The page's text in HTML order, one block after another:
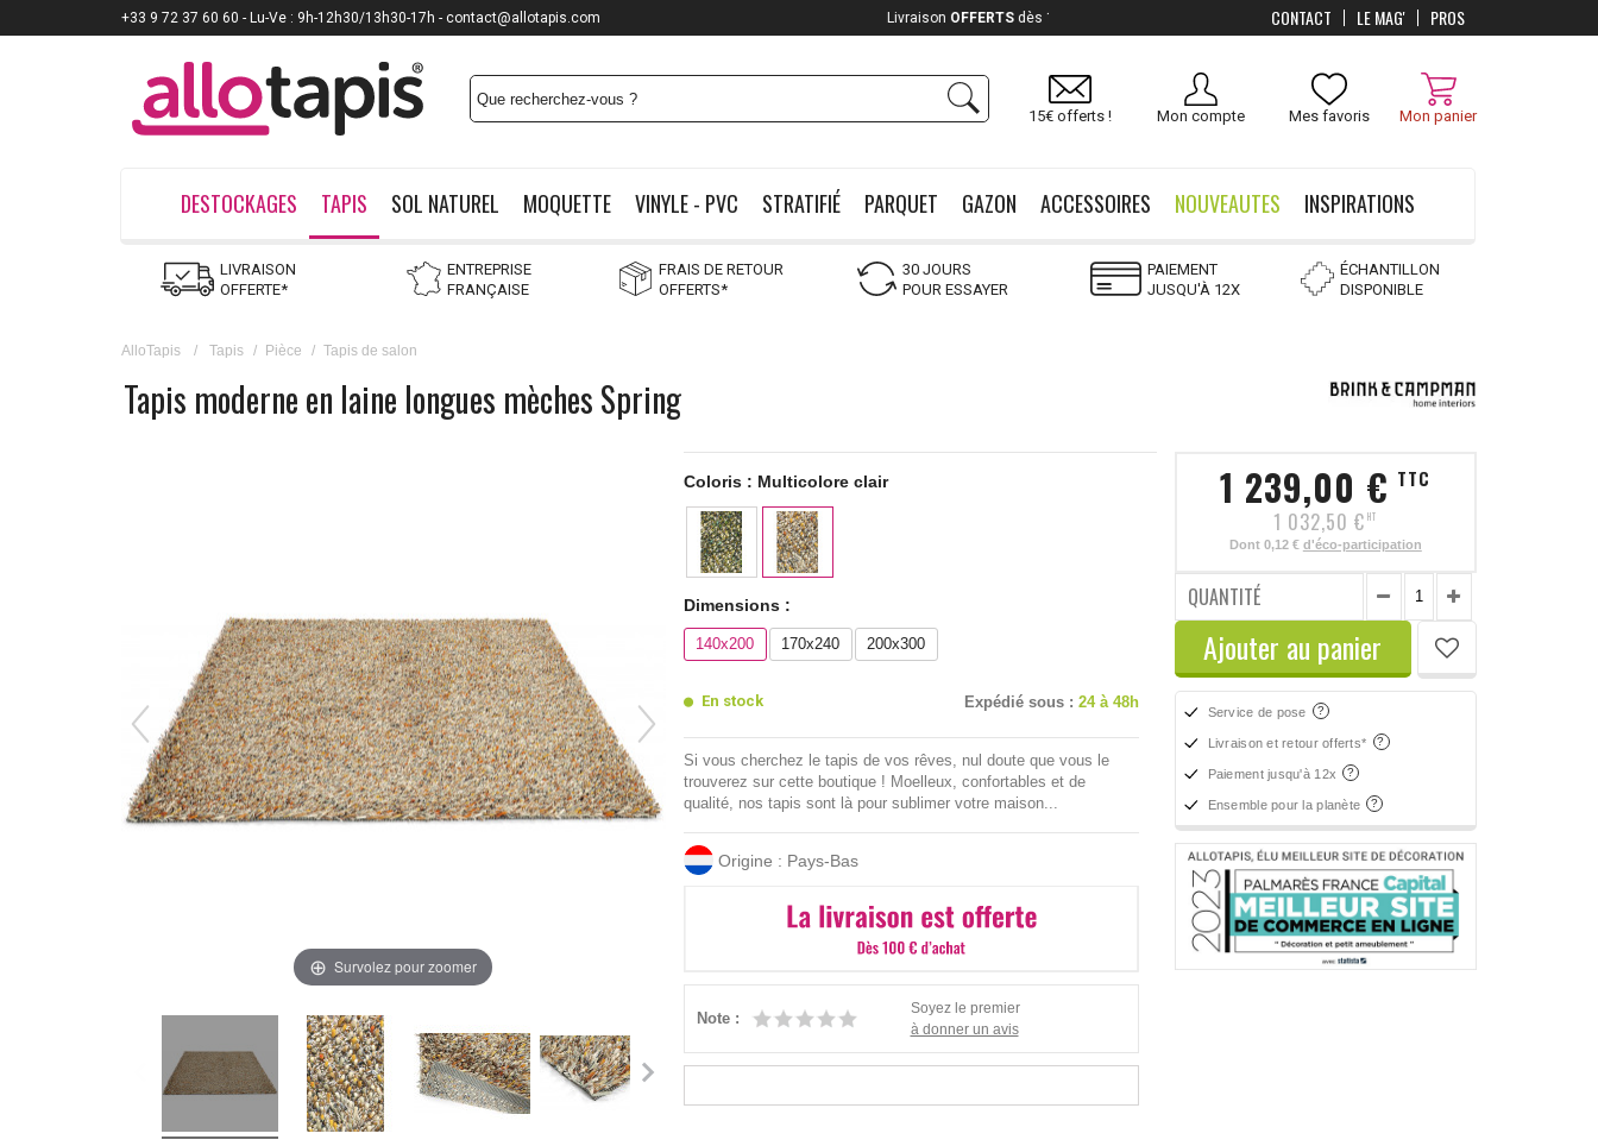
Mon panier
Mes favoris
Mon compte
15€ offerts !
DESTOCKAGES TAPIS SOL NATUREL MOQUETTE VINYLE - PVC STRATIFIÉ PARQUET GAZON ACCESSOIRES NOUVEAUTES INSPIRATIONS
LIVRAISON
OFFERTE*
ENTREPRISE
FRANÇAISE
FRAIS DE RETOUR
OFFERTS*
30 JOURS
POUR ESSAYER
PAIEMENT
JUSQU'À 12X
ÉCHANTILLON
DISPONIBLE
AlloTapis / Tapis / Pièce / Tapis de salon
Tapis moderne en laine longues mèches Spring
Survolez pour zoomer
Coloris : Multicolore clair
Dimensions :
140x200 170x240 200x300
En stock Expédié sous : 24 à 48h
Si vous cherchez le tapis de vos rêves, nul doute que vous le
trouverez sur cette boutique ! Moelleux, confortables et de
qualité, nos tapis sont là pour sublimer votre maison...
Origine : Pays-Bas
Note :
Soyez le premier
à donner un avis
1 239,00 € TTC
1 032,50 € HT
Dont 0,12 € d'éco-participation
QUANTITÉ
Ajouter au panier
Service de pose
Livraison et retour offerts*
Paiement jusqu'à 12x
Ensemble pour la planète
PROS
LE MAG'
CONTACT
+33 9 72 37 60 60 - Lu-Ve : 9h-12h30/13h30-17h - contact@allotapis.com OFFERTSdès 100 €